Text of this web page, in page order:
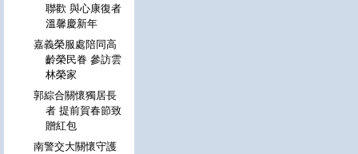
聯歡 與心康復者
溫馨慶新年
嘉義榮服處陪同高
齡榮民眷 參訪雲
林榮家
郭綜合關懷獨居長
者 提前賀春節致
贈紅包
南警交大關懷守護